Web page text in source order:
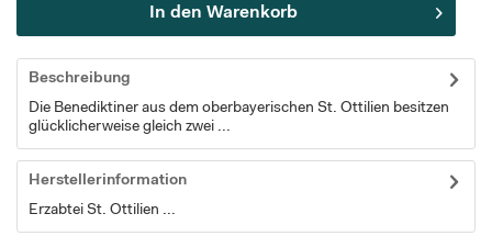
In den Warenkorb
Beschreibung
Die Benediktiner aus dem oberbayerischen St. Ottilien besitzen
glücklicherweise gleich zwei ...
Herstellerinformation
Erzabtei St. Ottilien ...